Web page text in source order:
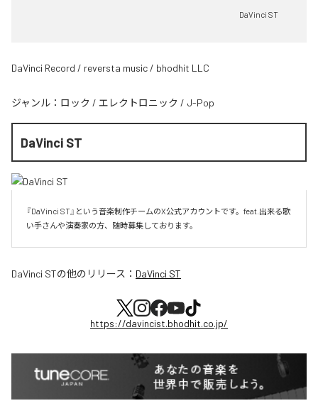
DaVinci ST
DaVinci Record / reversta music / bhodhit LLC
ジャンル： ロック / エレクトロニック / J-Pop
DaVinci ST
『DaVinci ST』という音楽制作チームのX公式アカウントです。feat.出来る歌
い手さんや演奏家の方、随時募集しております。
DaVinci STの他のリリース： DaVinci ST
https://davincist.bhodhit.co.jp/